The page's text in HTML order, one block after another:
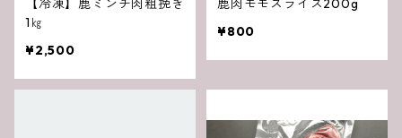
【冷凍】鹿ミンチ肉粗挽き
1㎏
¥2,500
鹿肉モモスライス200g
¥800